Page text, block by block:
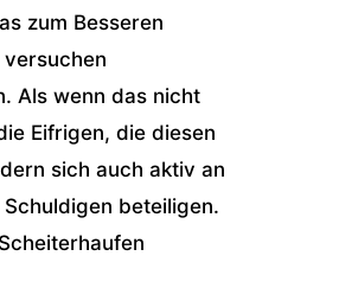
zum Besseren
Als wenn das nicht
Eifrigen, die diesen
sich auch aktiv an
beteiligen.